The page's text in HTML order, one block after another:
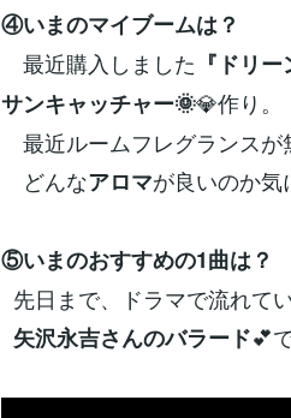
④いまのマイブームは？
最近購入しました 『ドリ
サンキャッチャー🌞💎作り。
最近ルームフレグランスが
どんなアロマが良いのか気
⑤いまのおすすめの1曲は？
先日まで、ドラマで流れてい
矢沢永吉さんのバラード💕